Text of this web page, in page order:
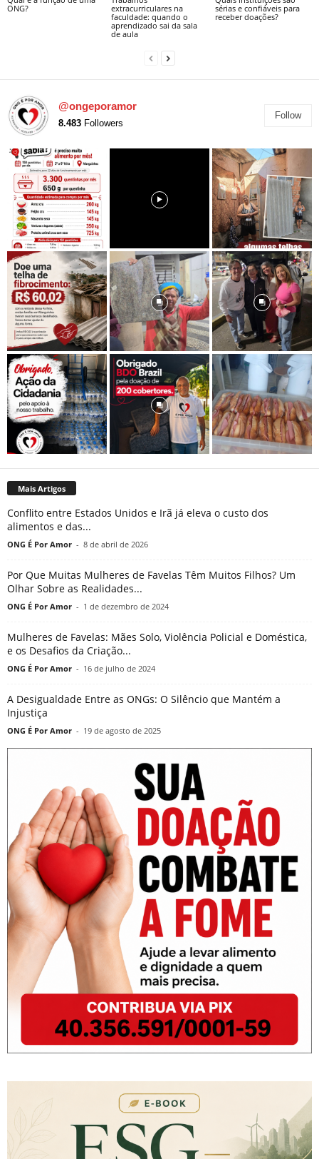
ONG?
extracurriculares na
faculdade: quando o
aprendizado sai da sala
de aula
sérias e confiáveis para
receber doações?
@ongeporamor
8.483 Followers
Follow
Mais Artigos
Conflito entre Estados Unidos e Irã já eleva o custo dos
alimentos e das...
ONG É Por Amor - 8 de abril de 2026
Por Que Muitas Mulheres de Favelas Têm Muitos Filhos? Um
Olhar Sobre as Realidades...
ONG É Por Amor - 1 de dezembro de 2024
Mulheres de Favelas: Mães Solo, Violência Policial e Doméstica,
e os Desafios da Criação...
ONG É Por Amor - 16 de julho de 2024
A Desigualdade Entre as ONGs: O Silêncio que Mantém a
Injustiça
ONG É Por Amor - 19 de agosto de 2025